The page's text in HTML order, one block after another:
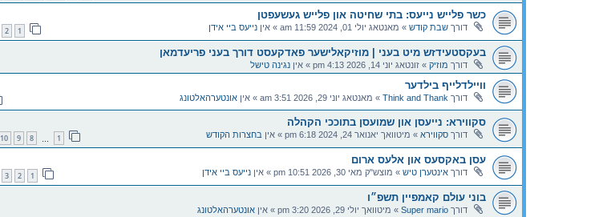
כשר פלייש נייעס: בתי שחיטה און פלייש געשעפטן
דורך שבת קודש » מאנטאג יולי 01, 2024 11:59 am » אין נייעס ביי אידן 1
2
בעקסטעידזש מיט בעני | מוזיקאלישער פאדקעסט דורך בעני פריעדמאן
דורך מוזיק » זונטאג יוני 14, 2026 4:13 pm » אין נגינה טישל
וויילדלייף בילדער
דורך Think and Thank
» מאנטאג יוני 29, 2026 3:51 am » אין אונטערהאלטונג
סקווירא: נייעסן און שמועסן בתוככי הקהלה
דורך סקווירא » מיטוואך יאנואר 24, 2024 6:18 pm » אין בחצרות הקודש 1
8
9
10
עסן באקסעס און אלעס ארום
דורך אינטערן טיש » מוצש"ק מאי 30, 2026 10:51 pm » אין נייעס ביי אידן 1
2
3
בוני עולם קאמפיין תשפ״ו
דורך Super mario
» מיטוואך יולי 29, 2026 3:20 pm » אין אונטערהאלטונג